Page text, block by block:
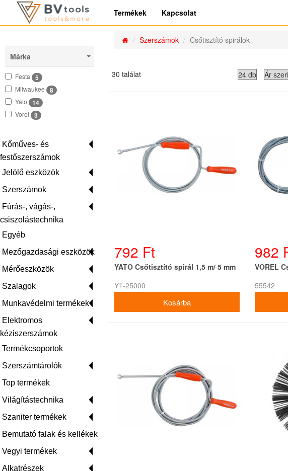
Termékek Kapcsolat
Márka
Festa 5
Milwaukee 8
Yato 14
Vorel 3
Kőműves- és
festőszerszámok
Jelölő eszközök
Szerszámok
Fúrás-, vágás-,
csiszolástechnika
Egyéb
Mezőgazdasági eszközök
Mérőeszközök
Szalagok
Munkavédelmi termékek
Elektromos
kéziszerszámok
Termékcsoportok
Szerszámtárolók
Top termékek
Világítástechnika
Szaniter termékek
Bemutató falak és kellékek
Vegyi termékek
Alkatrészek
Szerszámok Csőtisztító spirálok
30 találat
792 Ft
YATO Csőtisztító spirál 1,5 m/ 5 mm
YT-25000
982
VOREL
55542